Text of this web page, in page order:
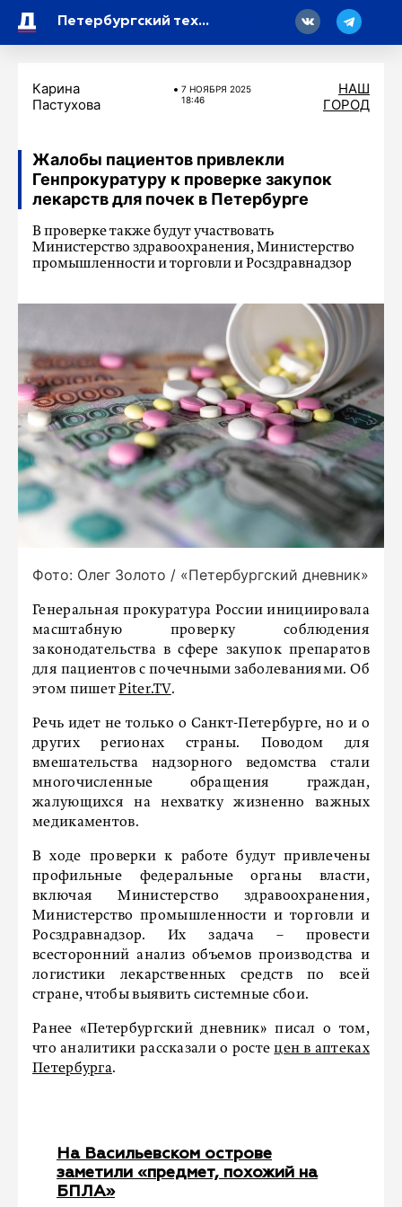
Петербургский технопарк может стать региональным оператором «Сколково»
Карина
Пастухова
7 НОЯБРЯ 2025
18:46
НАШ
ГОРОД
Жалобы пациентов привлекли
Генпрокуратуру к проверке закупок
лекарств для почек в Петербурге
В проверке также будут участвовать
Министерство здравоохранения, Министерство
промышленности и торговли и Росздравнадзор
Фото: Олег Золото / «Петербургский дневник»
Генеральная прокуратура России инициировала
масштабную проверку соблюдения
законодательства в сфере закупок препаратов
для пациентов с почечными заболеваниями. Об
этом пишетPiter.TV.
Речь идет не только о Санкт-Петербурге, но и о
других регионах страны. Поводом для
вмешательства надзорного ведомства стали
многочисленные обращения граждан,
жалующихся на нехватку жизненно важных
медикаментов.
В ходе проверки к работе будут привлечены
профильные федеральные органы власти,
включая Министерство здравоохранения,
Министерство промышленности и торговли и
Росздравнадзор. Их задача – провести
всесторонний анализ объемов производства и
логистики лекарственных средств по всей
стране, чтобы выявить системные сбои.
Ранее «Петербургский дневник» писал о том,
что аналитики рассказали о ростецен в аптеках
Петербурга.
На Васильевском острове
заметили «предмет, похожий на
БПЛА»